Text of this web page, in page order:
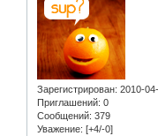
Зарегистрирован: 2010-
Приглашений: 0
Сообщений: 379
Уважение: [+4/-0]